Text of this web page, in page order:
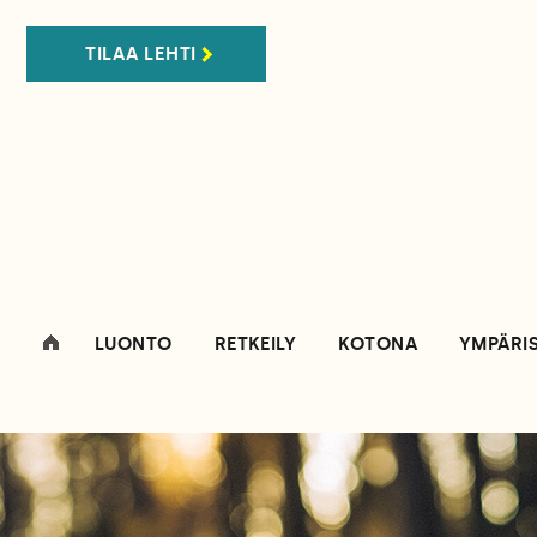
TILAA LEHTI
LUONTO RETKEILY KOTONA